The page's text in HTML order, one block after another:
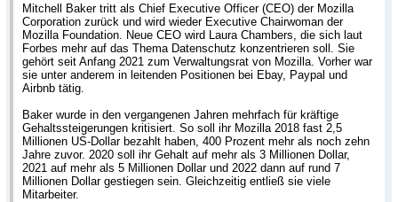
Mitchell Baker tritt als Chief Executive Officer (CEO) der Mozilla
Corporation zurück und wird wieder Executive Chairwoman der
Mozilla Foundation. Neue CEO wird Laura Chambers, die sich laut
Forbes mehr auf das Thema Datenschutz konzentrieren soll. Sie
gehört seit Anfang 2021 zum Verwaltungsrat von Mozilla. Vorher war
sie unter anderem in leitenden Positionen bei Ebay, Paypal und
Airbnb tätig.
Baker wurde in den vergangenen Jahren mehrfach für kräftige
Gehaltssteigerungen kritisiert. So soll ihr Mozilla 2018 fast 2,5
Millionen US-Dollar bezahlt haben, 400 Prozent mehr als noch zehn
Jahre zuvor. 2020 soll ihr Gehalt auf mehr als 3 Millionen Dollar,
2021 auf mehr als 5 Millionen Dollar und 2022 dann auf rund 7
Millionen Dollar gestiegen sein. Gleichzeitig entließ sie viele
Mitarbeiter.